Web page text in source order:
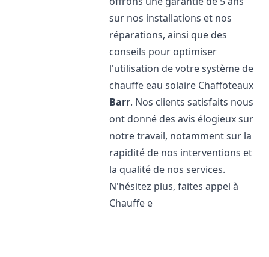
sur nos installations et nos
réparations, ainsi que des
conseils pour optimiser
l'utilisation de votre système de
chauffe eau solaire Chaffoteaux
Barr. Nos clients satisfaits nous
ont donné des avis élogieux sur
notre travail, notamment sur la
rapidité de nos interventions et
la qualité de nos services.
N'hésitez plus, faites appel à
Chauffe e